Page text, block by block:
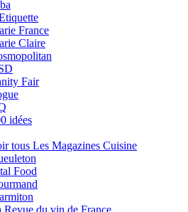
France
Claire
Fair
idées
tous Les Magazines Cuisine
Food
Revue du vin de France